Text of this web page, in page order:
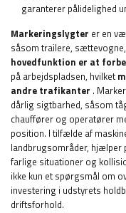
garanterer pålidelighed
Markeringslygter er en
såsom trailere,
hovedfunktion er at
på arbejdspladsen, hvilket
andre trafikanter .
dårlig sigtbarhed, såsom
chauffører og operatører
position. I tilfælde af
landbrugsområder, hjælper
farlige situationer og
ikke kun et spørgsmål om
investering i udstyrets
driftsforhold.